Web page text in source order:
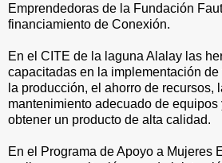
Emprendedoras de la Fundación
financiamiento de Conexión.
En el CITE de la laguna Alalay las
capacitadas en la implementación
la producción, el ahorro de recursos,
mantenimiento adecuado de equipos
obtener un producto de alta calidad.
En el Programa de Apoyo a Mujeres